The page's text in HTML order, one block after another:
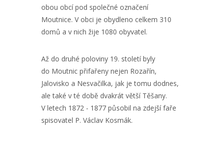
obou obcí pod společné označení
Moutnice. V obci je obydleno celkem 310
domů a v nich žije 1080 obyvatel.
Až do druhé poloviny 19. století byly
do Moutnic přifařeny nejen Rozařín,
Jalovisko a Nesvačilka, jak je tomu dodnes,
ale také v té době dvakrát větší Těšany.
V letech 1872 - 1877 působil na zdejší faře
spisovatel P. Václav Kosmák.